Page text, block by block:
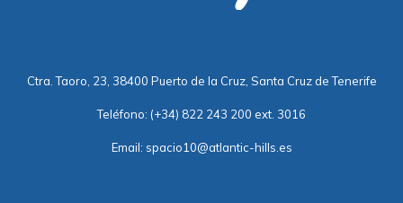
Ctra. Taoro, 23, 38400 Puerto de la Cruz, Santa Cruz de Tenerife
Teléfono: (+34) 822 243 200 ext. 3016
Email: spacio10@atlantic-hills.es